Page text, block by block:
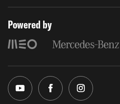
Powered by